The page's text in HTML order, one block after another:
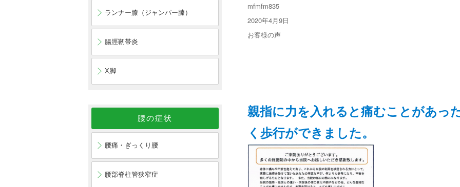
投
稿
mfmfm835
投
稿
日:
2020年4月9日
カ
お客様の声
親指に力を入れると痛むことがあっ
く歩行ができました。
ランナー膝（ジャンパー膝）
腸脛靭帯炎
X脚
腰の症状
腰痛・ぎっくり腰
腰部脊柱管狭窄症